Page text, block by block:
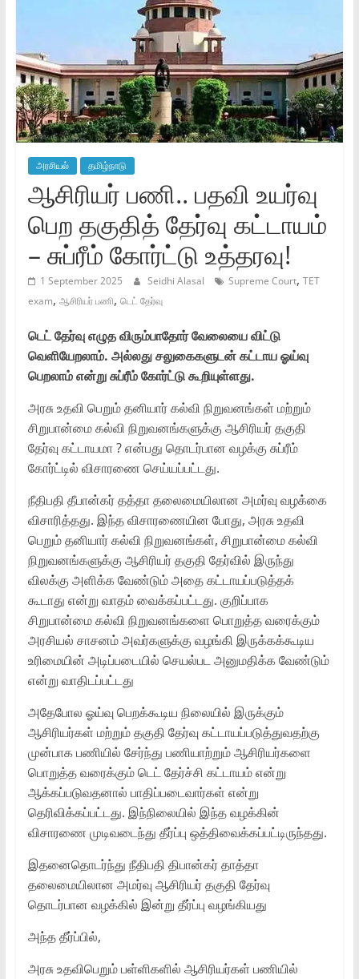
அரசியல் தமிழ்நாடு
ஆசிரியர் பணி.. பதவி உயர்வு
பெற தகுதித் தேர்வு கட்டாயம்
– சுப்ரீம் கோர்ட்டு உத்தரவு!
1 September 2025 Seidhi Alasal Supreme Court, TET
exam, ஆசிரியர் பணி, டெட் தேர்வு
டெட் தேர்வு எழுத விரும்பாதோர் வேலையை விட்டு
வெளியேறலாம். அல்லது சலுகைகளுடன் கட்டாய ஓய்வு
பெறலாம் என்று சுப்ரீம் கோர்ட்டு கூறியுள்ளது.
அரசு உதவி பெறும் தனியார் கல்வி நிறுவனங்கள் மற்றும்
சிறுபான்மை கல்வி நிறுவனங்களுக்கு ஆசிரியர் தகுதி
தேர்வு கட்டாயமா ? என்பது தொடர்பான வழக்கு சுப்ரீம்
கோர்ட்டில் விசாரணை செய்யப்பட்டது.
நீதிபதி தீபான்கர் தத்தா தலைமையிலான அமர்வு வழக்கை
விசாரித்தது. இந்த விசாரணையின போது, அரசு உதவி
பெறும் தனியார் கல்வி நிறுவனங்கள், சிறுபான்மை கல்வி
நிறுவனங்களுக்கு ஆசிரியர் தகுதி தேர்வில் இருந்து
விலக்கு அளிக்க வேண்டும் அதை கட்டாயப்படுத்தக்
கூடாது என்று வாதம் வைக்கப்பட்டது. குறிப்பாக
சிறுபான்மை கல்வி நிறுவனங்களை பொறுத்த வரைக்கும்
அரசியல் சாசனம் அவர்களுக்கு வழங்கி இருக்கக்கூடிய
உரிமையின் அடிப்படையில் செயல்பட அனுமதிக்க வேண்டும்
என்று வாதிடப்பட்டது
அதேபோல ஓய்வு பெறக்கூடிய நிலையில் இருக்கும்
ஆசிரியர்கள் மற்றும் தகுதி தேர்வு கட்டாயப்படுத்துவதற்கு
முன்பாக பணியில் சேர்ந்து பணியாற்றும் ஆசிரியர்களை
பொறுத்த வரைக்கும் டெட் தேர்ச்சி கட்டாயம் என்று
ஆக்கப்படுவதனால் பாதிப்படைவார்கள் என்று
தெரிவிக்கப்பட்டது. இந்நிலையில் இந்த வழக்கின்
விசாரணை முடிவடைந்து தீர்ப்பு ஒத்திவைக்கப்பட்டிருந்தது.
இதனைதொடர்ந்து நீதிபதி திபான்கர் தாத்தா
தலைமையிலான அமர்வு ஆசிரியர் தகுதி தேர்வு
தொடர்பான வழக்கில் இன்று தீர்ப்பு வழங்கியது
அந்த தீர்ப்பில்,
அரசு உதவிபெறும் பள்ளிகளில் ஆசிரியர்கள் பணியில்